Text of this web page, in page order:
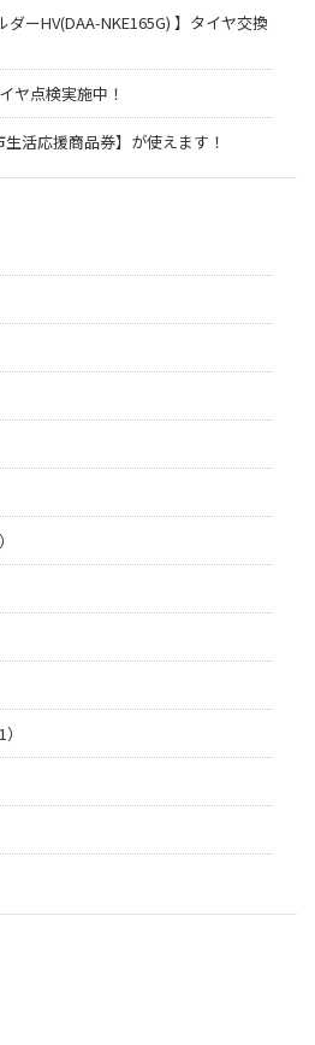
ダーHV(DAA-NKE165G) 】タイヤ交換
ヤ点検実施中！
活応援商品券】が使えます！